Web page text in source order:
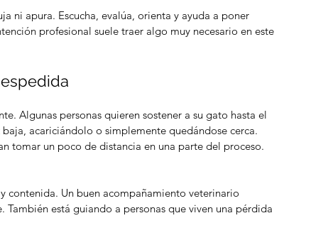
ni apura. Escucha, evalúa, orienta y ayuda a poner
profesional suele traer algo muy necesario en este
Algunas personas quieren sostener a su gato hasta el
acariciándolo o simplemente quedándose cerca.
tomar un poco de distancia en una parte del proceso.
contenida. Un buen acompañamiento veterinario
está guiando a personas que viven una pérdida